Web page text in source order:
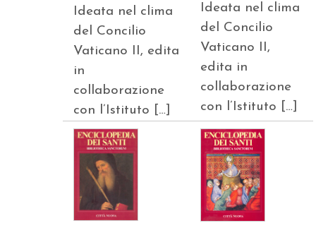
Ideata nel clima
del Concilio
Vaticano II, edita
in
collaborazione
con l’Istituto […]
Ideata nel clima
del Concilio
Vaticano II,
edita in
collaborazione
con l’Istituto […]